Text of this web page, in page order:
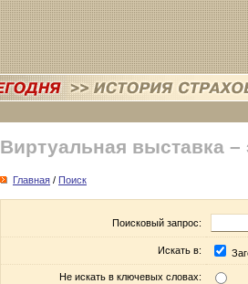
Виртуальная выставка –
Главная / Поиск
Поисковый запрос:
Искать в:
Не искать в ключевых словах: